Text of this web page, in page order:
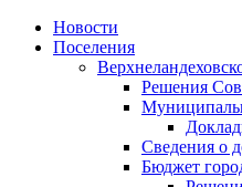
Skip
Новости
Поселения
Решения
Сведения о
Бюджет